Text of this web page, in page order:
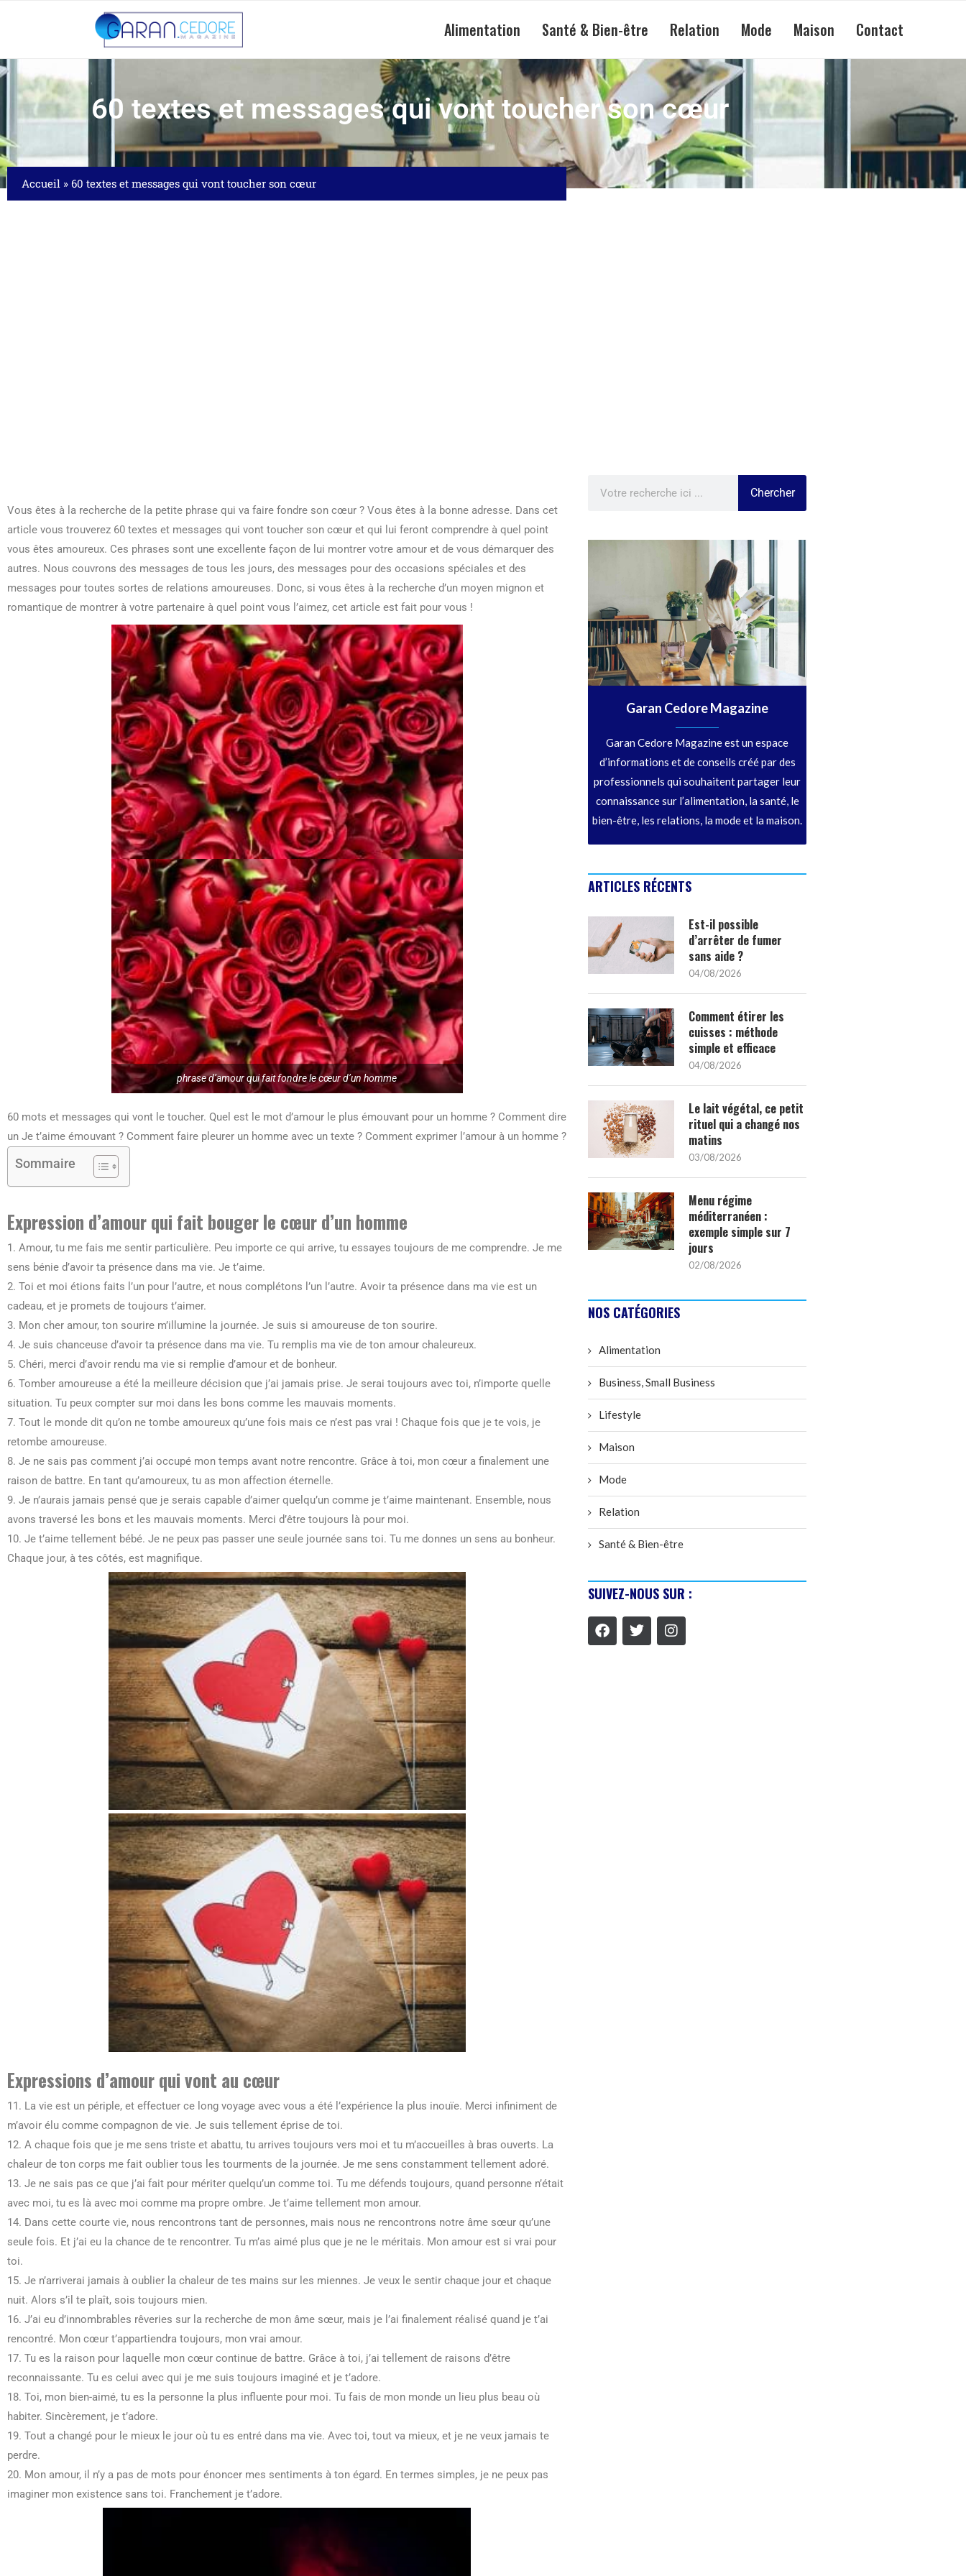
Alimentation Santé & Bien-être Relation Mode Maison Contact
60 textes et messages qui vont toucher son cœur
Accueil » 60 textes et messages qui vont toucher son cœur
Vous êtes à la recherche de la petite phrase qui va faire fondre son cœur ? Vous êtes à la bonne adresse. Dans cet
article vous trouverez 60 textes et messages qui vont toucher son cœur et qui lui feront comprendre à quel point
vous êtes amoureux. Ces phrases sont une excellente façon de lui montrer votre amour et de vous démarquer des
autres. Nous couvrons des messages de tous les jours, des messages pour des occasions spéciales et des
messages pour toutes sortes de relations amoureuses. Donc, si vous êtes à la recherche d’un moyen mignon et
romantique de montrer à votre partenaire à quel point vous l’aimez, cet article est fait pour vous !
phrase d’amour qui fait fondre le cœur d’un homme
60 mots et messages qui vont le toucher. Quel est le mot d’amour le plus émouvant pour un homme ? Comment dire
un Je t’aime émouvant ? Comment faire pleurer un homme avec un texte ? Comment exprimer l’amour à un homme ?
Sommaire
Expression d’amour qui fait bouger le cœur d’un homme
1. Amour, tu me fais me sentir particulière. Peu importe ce qui arrive, tu essayes toujours de me comprendre. Je me
sens bénie d’avoir ta présence dans ma vie. Je t’aime.
2. Toi et moi étions faits l’un pour l’autre, et nous complétons l’un l’autre. Avoir ta présence dans ma vie est un
cadeau, et je promets de toujours t’aimer.
3. Mon cher amour, ton sourire m’illumine la journée. Je suis si amoureuse de ton sourire.
4. Je suis chanceuse d’avoir ta présence dans ma vie. Tu remplis ma vie de ton amour chaleureux.
5. Chéri, merci d’avoir rendu ma vie si remplie d’amour et de bonheur.
6. Tomber amoureuse a été la meilleure décision que j’ai jamais prise. Je serai toujours avec toi, n’importe quelle
situation. Tu peux compter sur moi dans les bons comme les mauvais moments.
7. Tout le monde dit qu’on ne tombe amoureux qu’une fois mais ce n’est pas vrai ! Chaque fois que je te vois, je
retombe amoureuse.
8. Je ne sais pas comment j’ai occupé mon temps avant notre rencontre. Grâce à toi, mon cœur a finalement une
raison de battre. En tant qu’amoureux, tu as mon affection éternelle.
9. Je n’aurais jamais pensé que je serais capable d’aimer quelqu’un comme je t’aime maintenant. Ensemble, nous
avons traversé les bons et les mauvais moments. Merci d’être toujours là pour moi.
10. Je t’aime tellement bébé. Je ne peux pas passer une seule journée sans toi. Tu me donnes un sens au bonheur.
Chaque jour, à tes côtés, est magnifique.
Expressions d’amour qui vont au cœur
11. La vie est un périple, et effectuer ce long voyage avec vous a été l’expérience la plus inouïe. Merci infiniment de
m’avoir élu comme compagnon de vie. Je suis tellement éprise de toi.
12. A chaque fois que je me sens triste et abattu, tu arrives toujours vers moi et tu m’accueilles à bras ouverts. La
chaleur de ton corps me fait oublier tous les tourments de la journée. Je me sens constamment tellement adoré.
13. Je ne sais pas ce que j’ai fait pour mériter quelqu’un comme toi. Tu me défends toujours, quand personne n’était
avec moi, tu es là avec moi comme ma propre ombre. Je t’aime tellement mon amour.
14. Dans cette courte vie, nous rencontrons tant de personnes, mais nous ne rencontrons notre âme sœur qu’une
seule fois. Et j’ai eu la chance de te rencontrer. Tu m’as aimé plus que je ne le méritais. Mon amour est si vrai pour
toi.
15. Je n’arriverai jamais à oublier la chaleur de tes mains sur les miennes. Je veux le sentir chaque jour et chaque
nuit. Alors s’il te plaît, sois toujours mien.
16. J’ai eu d’innombrables rêveries sur la recherche de mon âme sœur, mais je l’ai finalement réalisé quand je t’ai
rencontré. Mon cœur t’appartiendra toujours, mon vrai amour.
17. Tu es la raison pour laquelle mon cœur continue de battre. Grâce à toi, j’ai tellement de raisons d’être
reconnaissante. Tu es celui avec qui je me suis toujours imaginé et je t’adore.
18. Toi, mon bien-aimé, tu es la personne la plus influente pour moi. Tu fais de mon monde un lieu plus beau où
habiter. Sincèrement, je t’adore.
19. Tout a changé pour le mieux le jour où tu es entré dans ma vie. Avec toi, tout va mieux, et je ne veux jamais te
perdre.
20. Mon amour, il n’y a pas de mots pour énoncer mes sentiments à ton égard. En termes simples, je ne peux pas
imaginer mon existence sans toi. Franchement je t’adore.
Chercher
Garan Cedore Magazine
Garan Cedore Magazine est un espace
d’informations et de conseils créé par des
professionnels qui souhaitent partager leur
connaissance sur l’alimentation, la santé, le
bien-être, les relations, la mode et la maison.
ARTICLES RÉCENTS
Est-il possible
d’arrêter de fumer
sans aide ?
04/08/2026
Comment étirer les
cuisses : méthode
simple et efficace
04/08/2026
Le lait végétal, ce petit
rituel qui a changé nos
matins
03/08/2026
Menu régime
méditerranéen :
exemple simple sur 7
jours
02/08/2026
NOS CATÉGORIES
Alimentation
Business, Small Business
Lifestyle
Maison
Mode
Relation
Santé & Bien-être
SUIVEZ-NOUS SUR :